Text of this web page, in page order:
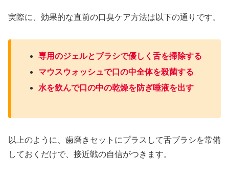
実際に、効果的な直前の口臭ケア方法は以下の通りです。
専用のジェルとブラシで優しく舌を掃除する
マウスウォッシュで口の中全体を殺菌する
水を飲んで口の中の乾燥を防ぎ唾液を出す
以上のように、歯磨きセットにプラスして舌ブラシを常備
しておくだけで、接近戦の自信がつきます。